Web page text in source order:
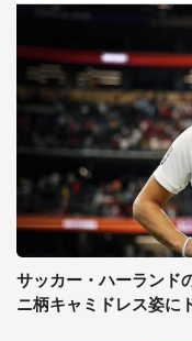
サッカー・ハーランド
ニ柄キャミドレス姿に